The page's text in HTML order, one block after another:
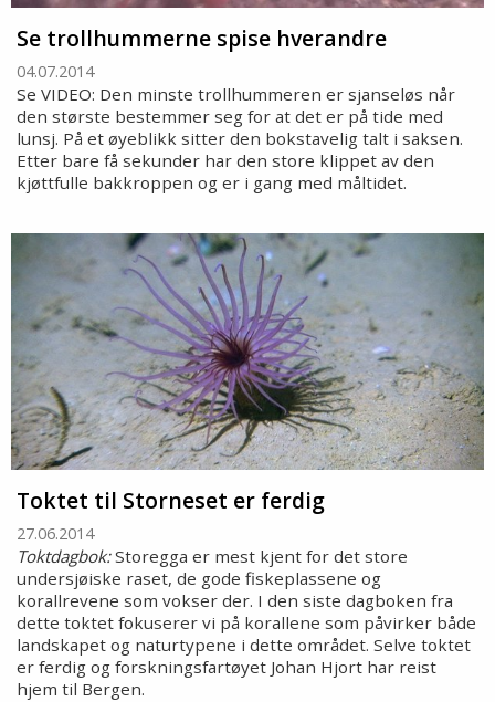
Se trollhummerne spise hverandre
04.07.2014
Se VIDEO: Den minste trollhummeren er sjanseløs når
den største bestemmer seg for at det er på tide med
lunsj. På et øyeblikk sitter den bokstavelig talt i saksen.
Etter bare få sekunder har den store klippet av den
kjøttfulle bakkroppen og er i gang med måltidet.
Toktet til Storneset er ferdig
27.06.2014
Toktdagbok:Storegga er mest kjent for det store
undersjøiske raset, de gode fiskeplassene og
korallrevene som vokser der. I den siste dagboken fra
dette toktet fokuserer vi på korallene som påvirker både
landskapet og naturtypene i dette området. Selve toktet
er ferdig og forskningsfartøyet Johan Hjort har reist
hjem til Bergen.